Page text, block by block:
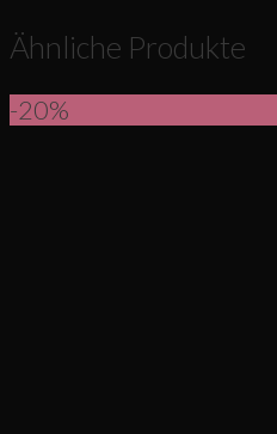
Ähnliche Produkte
-20%